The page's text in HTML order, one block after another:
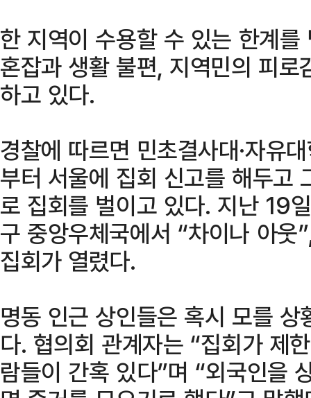
한 지역이 수용할 수 있는 한계
혼잡과 생활 불편, 지역민의 피
하고 있다.
경찰에 따르면 민초결사대·자유
부터 서울에 집회 신고를 해두고
로 집회를 벌이고 있다. 지난 19
구 중앙우체국에서 “차이나 아
집회가 열렸다.
명동 인근 상인들은 혹시 모를
다. 협의회 관계자는 “집회가 제
람들이 간혹 있다”며 “외국인을